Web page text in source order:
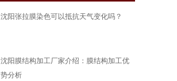
沈阳张拉膜染色可以抵抗天气变化吗？
沈阳膜结构加工厂家介绍：膜结构加工优
势分析